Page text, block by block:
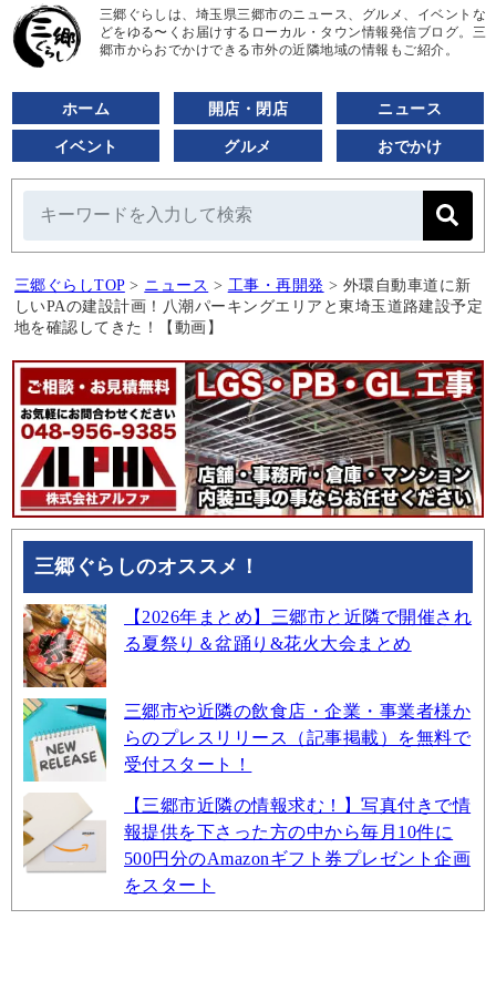
三郷ぐらしは、埼玉県三郷市のニュース、グルメ、イベントな
どをゆる〜くお届けするローカル・タウン情報発信ブログ。三
郷市からおでかけできる市外の近隣地域の情報もご紹介。
ホーム 開店・閉店 ニュース
イベント グルメ おでかけ
三郷ぐらしTOP > ニュース > 工事・再開発 > 外環自動車道に新
しいPAの建設計画！八潮パーキングエリアと東埼玉道路建設予定
地を確認してきた！【動画】
三郷ぐらしのオススメ！
【2026年まとめ】三郷市と近隣で開催され
る夏祭り＆盆踊り&花火大会まとめ
三郷市や近隣の飲食店・企業・事業者様か
らのプレスリリース（記事掲載）を無料で
受付スタート！
【三郷市近隣の情報求む！】写真付きで情
報提供を下さった方の中から毎月10件に
500円分のAmazonギフト券プレゼント企画
をスタート